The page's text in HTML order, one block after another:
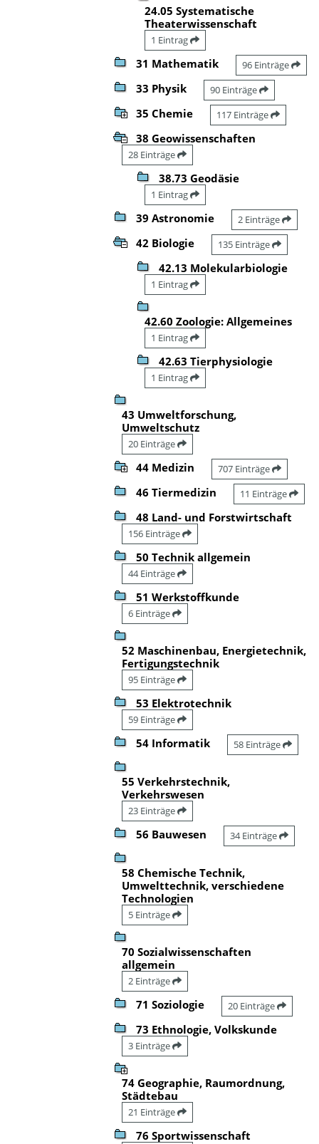
24.05 Systematische
Theaterwissenschaft
1 Eintrag
31 Mathematik 96 Einträge
33 Physik 90 Einträge
35 Chemie 117 Einträge
38 Geowissenschaften
28 Einträge
38.73 Geodäsie
1 Eintrag
39 Astronomie 2 Einträge
42 Biologie 135 Einträge
42.13 Molekularbiologie
1 Eintrag
42.60 Zoologie: Allgemeines
1 Eintrag
42.63 Tierphysiologie
1 Eintrag
43 Umweltforschung,
Umweltschutz
20 Einträge
44 Medizin 707 Einträge
46 Tiermedizin 11 Einträge
48 Land- und Forstwirtschaft
156 Einträge
50 Technik allgemein
44 Einträge
51 Werkstoffkunde
6 Einträge
52 Maschinenbau, Energietechnik,
Fertigungstechnik
95 Einträge
53 Elektrotechnik
59 Einträge
54 Informatik 58 Einträge
55 Verkehrstechnik,
Verkehrswesen
23 Einträge
56 Bauwesen 34 Einträge
58 Chemische Technik,
Umwelttechnik, verschiedene
Technologien
5 Einträge
70 Sozialwissenschaften
allgemein
2 Einträge
71 Soziologie 20 Einträge
73 Ethnologie, Volkskunde
3 Einträge
74 Geographie, Raumordnung,
Städtebau
21 Einträge
76 Sportwissenschaft